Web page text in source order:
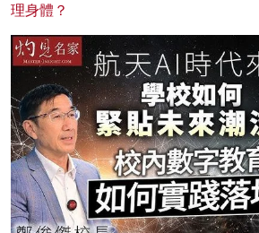
理身體？